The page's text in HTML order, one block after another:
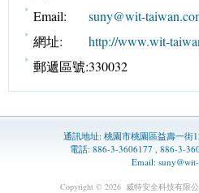
Email:
suny@wit-
網址:
http://www.wit-
郵遞區號:330032
通訊地址: 桃園市桃園區益壽一街
電話: 886-3-3606177 , 886-3-
Email:
Copyright © 2026 威特安全科技有限